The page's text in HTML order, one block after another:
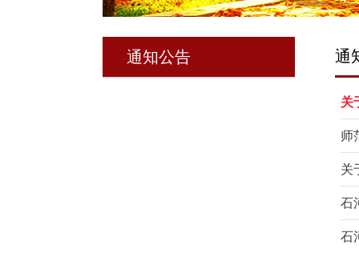
通知公告 通
关
师
关
石
石